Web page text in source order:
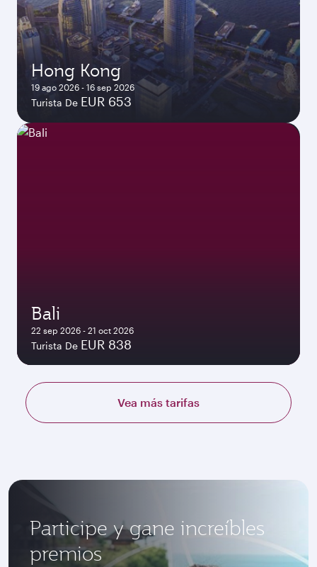
Hong Kong
19 ago 2026 - 16 sep 2026
Turista De EUR 653
Bali
22 sep 2026 - 21 oct 2026
Turista De EUR 838
Vea más tarifas
Participe y gane increíbles
premios